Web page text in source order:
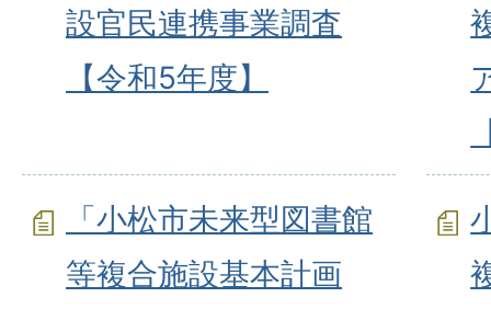
設官民連携事業調査
【令和5年度】
「小松市未来型図書館
等複合施設基本計画